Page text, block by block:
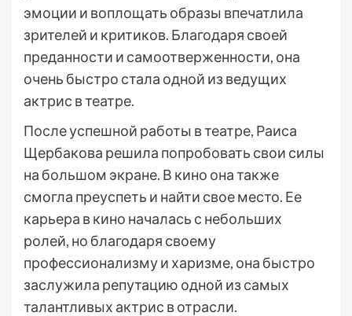
эмоции и воплощать образы впечатлила
зрителей и критиков. Благодаря своей
преданности и самоотверженности, она
очень быстро стала одной из ведущих
актрис в театре.
После успешной работы в театре, Раиса
Щербакова решила попробовать свои силы
на большом экране. В кино она также
смогла преуспеть и найти свое место. Ее
карьера в кино началась с небольших
ролей, но благодаря своему
профессионализму и харизме, она быстро
заслужила репутацию одной из самых
талантливых актрис в отрасли.